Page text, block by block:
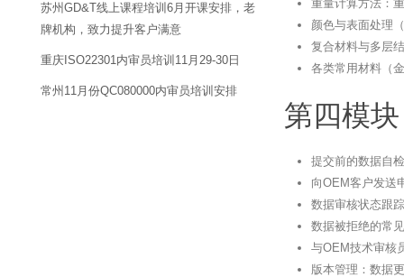
重量计算方法：
颜色与表面处理
复合材料与多层
各类常用材料（
第四模
提交前的数据自
向OEM客户发送
数据审核状态跟
数据被拒绝的常
与OEM技术审核
版本管理：数据
苏州GD&T线上课程培训6月开课安排，老
牌机构，致力提升客户满意
重庆ISO22301内审员培训11月29-30日
常州11月份QC080000内审员培训安排